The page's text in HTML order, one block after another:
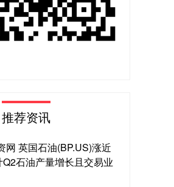
推荐资讯
网 英国石油(BP.US)涨近
石油产量增长且交易业